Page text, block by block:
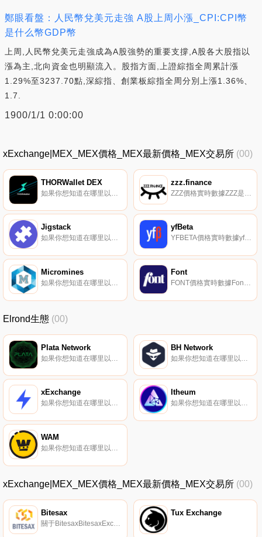
鄭眼看盤：人民幣兌美元走強 A股上周小漲_CPI:CPI幣
是什么幣GDP幣
上周,人民幣兌美元走強成為A股強勢的重要支撐,A股各大股指以
漲為主,北向資金也明顯流入。股指方面,上證綜指全周累計漲
1.29%至3237.70點,深綜指、創業板綜指全周分別上漲1.36%、
1.7.
1900/1/1 0:00:00
xExchange|MEX_MEX價格_MEX最新價格_MEX交易所 (00)
THORWallet DEX zzz.finance
Jigstack
如果你想知道在哪里以當前價格購買Jigstack,目前交易{Jigstack]股票的頂級加密貨幣交易所是FMFW.io和Uniswap（V2）。您可以在我們的加密貨幣交易所頁面上找到其他列表.
yfBeta
YFBETA價格實時數據yfBeta（YFBETA）是一種加密貨幣,在以太坊平臺上運行。yfBeta的當前電源為0。最近已知的yfBeta價格為3.66611814美元,在過去24小時內上漲了0.00。更多信息請訪問https://yfbeta.finance/.
Micromines
如果你想知道在哪里以當前價格購買Micromines,目前交易{Micromines]股票的頂級加密貨幣交易所是Mercatox。您可以在我們的加密貨幣交易所頁面上找到其他列表。Micromines（MICRO）是一種加密貨幣,在以太坊平臺上運行.
Font
FONT價格實時數據Font社區是Fonts的去中心化市場,其中字體是創收的NFT。
Elrond生態 (00)
Plata Network BH Network
xExchange
如果你想知道在哪里以當前價格購買xExchange,目前交易{xExchange]股票的頂級加密貨幣交易所是Maiar exchange。您可以在我們的加密貨幣交易所頁面上找到其他列表。MEX是為xExchange提供動力的令牌.
Itheum
如果你想知道在哪里以當前價格購買Itheum,目前交易{Itheum]股票的頂級加密貨幣交易所是MEXC和Maiar Exchange。您可以在我們的加密貨幣交易所頁面上找到其他列表。Itheum支持Web3和Metaverse中的數據所有權,將您的數據轉化為極具價值的資產.
WAM
如果你想知道在哪里以當前價格購買WAM,目前交易{WAM]股票的頂級加密貨幣交易所是Gate.io、LATOKEN、Bilaxy和Maiar Exchange。您可以在我們的加密貨幣交易所頁面上找到其他列表.
xExchange|MEX_MEX價格_MEX最新價格_MEX交易所 (00)
Bitesax
關于BitesaxBitesaxExchange于2020年7月16日推出,是一家位于科魯巴斯馬斯拉克大街2/1號的集中式交易所,郵編59850 TEKIRDAG/TURKEY.
Tux Exchange